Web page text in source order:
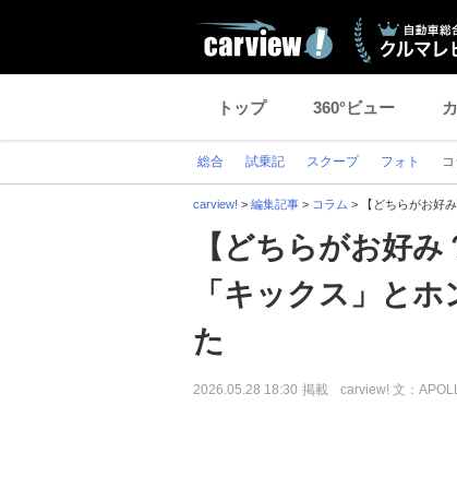
トップ 360°ビュー
総合 試乗記 スクープ フォト
carview! > 編集記事 > コラム > 【どちらがお好
【どちらがお好
「キックス」と
た
2026.05.28 18:30 掲載 carview! 文：